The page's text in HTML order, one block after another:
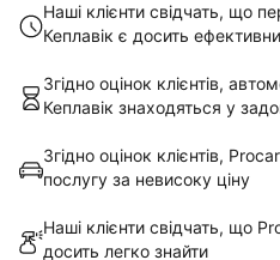
Наші клієнти свідчать, що
Кеплавік є досить
Згідно оцінок клієнтів,
Кеплавік знаходяться у
Згідно оцінок клієнтів,
послугу за невисоку ціну
Наші клієнти свідчать, що
досить легко знайти